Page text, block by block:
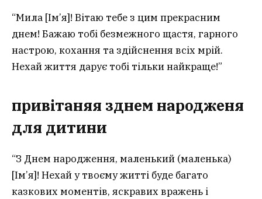
“Мила [Ім’я]! Вітаю тебе з цим прекрасним
днем! Бажаю тобі безмежного щастя, гарного
настрою, кохання та здійснення всіх мрій.
Нехай життя дарує тобі тільки найкраще!”
привітаняя зднем народженя
для дитини
“З Днем народження, маленький (маленька)
[Ім’я]! Нехай у твоєму житті буде багато
казкових моментів, яскравих вражень і